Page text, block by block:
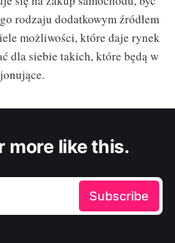
rodzaju dodatkowym źródłem
możliwości, które daje rynek
dla siebie takich, które będą w
more like this.
Subscribe